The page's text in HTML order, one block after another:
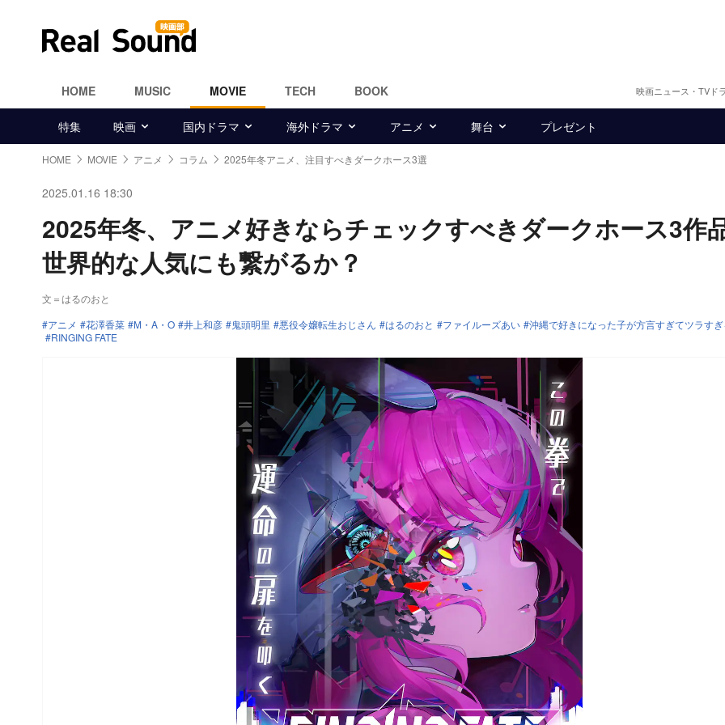
HOME MUSIC MOVIE TECH BOOK 映画ニュース・TVド
特集 映画 国内ドラマ 海外ドラマ アニメ 舞台 プレゼント
HOME MOVIE アニメ コラム 2025年冬アニメ、注目すべきダークホース3選
2025.01.16 18:30
2025年冬、アニメ好きならチェックすべきダークホース3作
世界的な人気にも繋がるか？
文＝はるのおと
アニメ
花澤香菜 M・A・O 井上和彦 鬼頭明里 悪役令嬢転生おじさん はるのおと ファイルーズあい
沖縄で好きになった子が方言すぎてツラすぎ
RINGING FATE